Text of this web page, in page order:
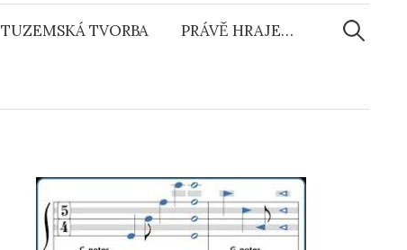
TUZEMSKÁ TVORBA PRÁVĚ HRAJE…